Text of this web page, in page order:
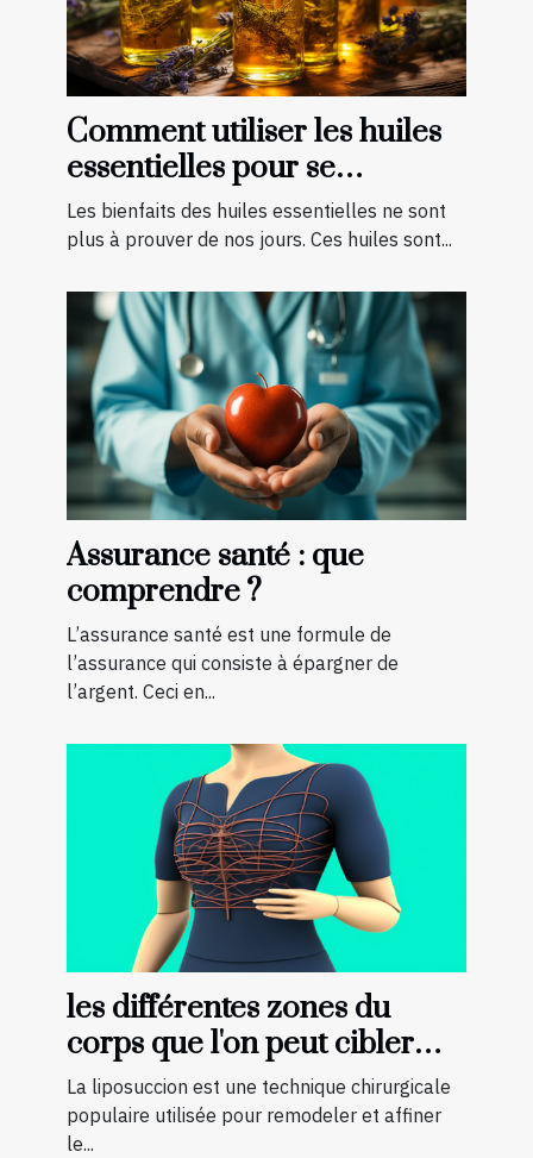
Comment utiliser les huiles
essentielles pour se
soigner ?
Les bienfaits des huiles essentielles ne sont
plus à prouver de nos jours. Ces huiles sont...
Assurance santé : que
comprendre ?
L’assurance santé est une formule de
l’assurance qui consiste à épargner de
l’argent. Ceci en...
les différentes zones du
corps que l'on peut cibler
avec la liposuccion en
Tunisie
La liposuccion est une technique chirurgicale
populaire utilisée pour remodeler et affiner
le...